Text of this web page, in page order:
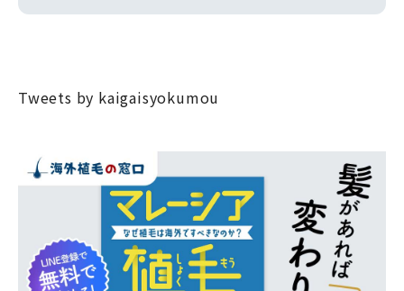
Tweets by kaigaisyokumou